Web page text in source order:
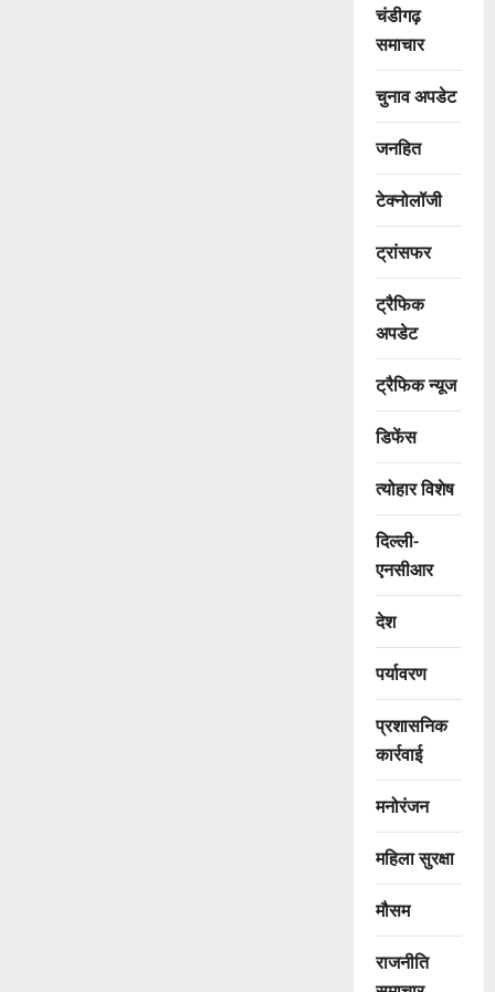
चंडीगढ़
समाचार
चुनाव अपडेट
जनहित
टेक्नोलॉजी
ट्रांसफर
ट्रैफिक
अपडेट
ट्रैफिक न्यूज
डिफेंस
त्योहार विशेष
दिल्ली-
एनसीआर
देश
पर्यावरण
प्रशासनिक
कार्रवाई
मनोरंजन
महिला सुरक्षा
मौसम
राजनीति